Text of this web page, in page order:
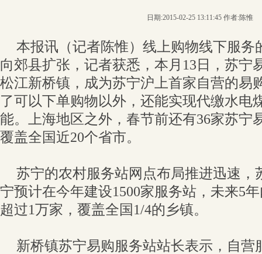
日期:2015-02-25 13:11:45 作者:陈惟
本报讯（记者陈惟）线上购物线下服务
向郊县扩张，记者获悉，本月13日，苏宁
松江新桥镇，成为苏宁沪上首家自营的易
了可以下单购物以外，还能实现代缴水电
能。上海地区之外，春节前还有36家苏宁
覆盖全国近20个省市。
苏宁的农村服务站网点布局推进迅速，
宁预计在今年建设1500家服务站，未来5
超过1万家，覆盖全国1/4的乡镇。
新桥镇苏宁易购服务站站长表示，自营